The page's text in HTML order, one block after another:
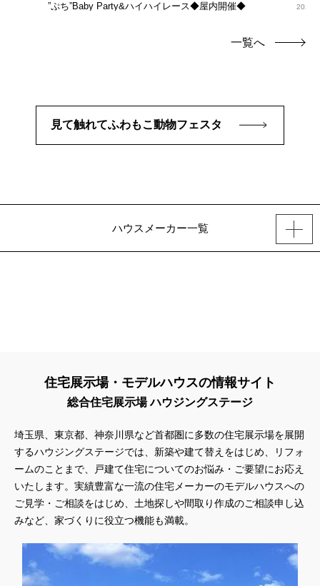
”ぷち”Baby Party&ハイハイレース◆屋内開催◆
一覧へ
見て触れてふわもこ動物フェスタ
ハウスメーカー一覧
住宅展示場・モデルハウスの情報サイト
総合住宅展示場 ハウジングステージ
埼玉県、東京都、神奈川県など首都圏に多数の住宅展示場を展開
するハウジングステージでは、新築や建て替えをはじめ、リフォ
ームのことまで、戸建て住宅についてのお悩み・ご要望にお応え
いたします。実績豊富な一流の住宅メーカーのモデルハウスへの
ご見学・ご相談をはじめ、土地探しや間取り作成のご相談申し込
みなど、家づくりに役立つ機能も満載。